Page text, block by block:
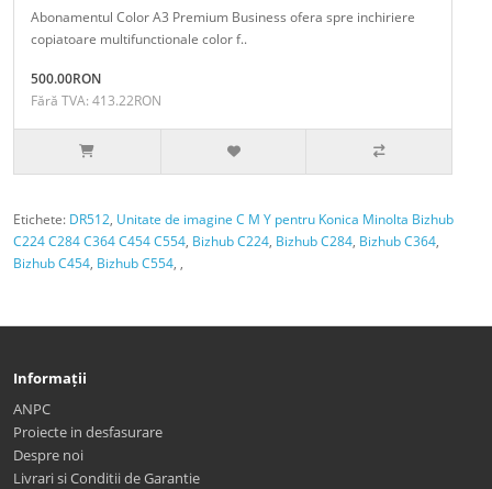
Abonamentul Color A3 Premium Business ofera spre inchiriere
copiatoare multifunctionale color f..
500.00RON
Fără TVA: 413.22RON
Etichete: DR512, Unitate de imagine C M Y pentru Konica Minolta Bizhub
C224 C284 C364 C454 C554, Bizhub C224, Bizhub C284, Bizhub C364,
Bizhub C454, Bizhub C554, ,
Informații
ANPC
Proiecte in desfasurare
Despre noi
Livrari si Conditii de Garantie